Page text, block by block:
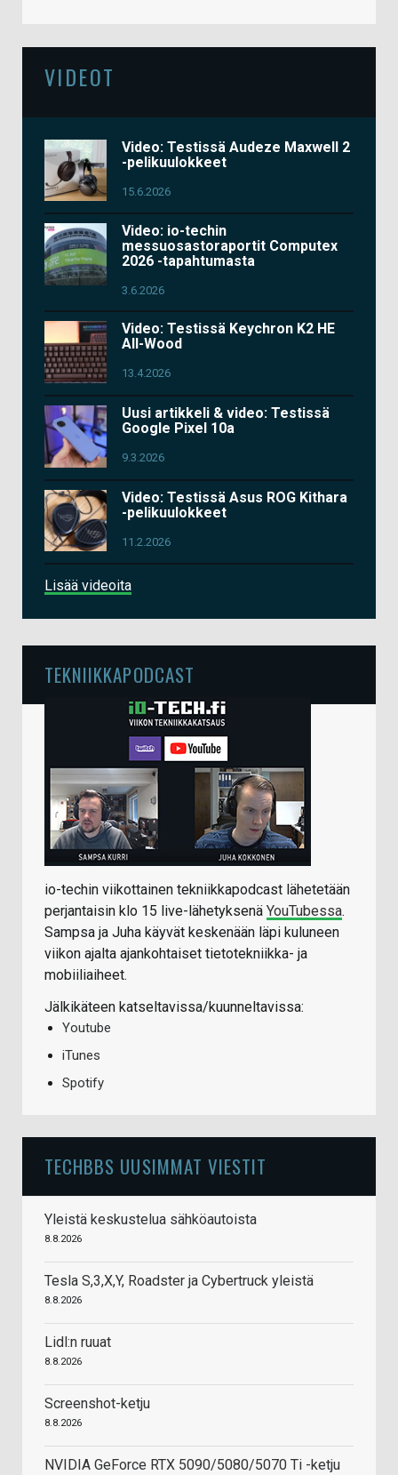
VIDEOT
Video: Testissä Audeze Maxwell 2
-pelikuulokkeet
15.6.2026
Video: io-techin
messuosastoraportit Computex
2026 -tapahtumasta
3.6.2026
Video: Testissä Keychron K2 HE
All-Wood
13.4.2026
Uusi artikkeli & video: Testissä
Google Pixel 10a
9.3.2026
Video: Testissä Asus ROG Kithara
-pelikuulokkeet
11.2.2026
Lisää videoita
TEKNIIKKAPODCAST
io-techin viikottainen tekniikkapodcast lähetetään
perjantaisin klo 15 live-lähetyksenä YouTubessa.
Sampsa ja Juha käyvät keskenään läpi kuluneen
viikon ajalta ajankohtaiset tietotekniikka- ja
mobiiliaiheet.
Jälkikäteen katseltavissa/kuunneltavissa:
Youtube
iTunes
Spotify
TECHBBS UUSIMMAT VIESTIT
Yleistä keskustelua sähköautoista
8.8.2026
Tesla S,3,X,Y, Roadster ja Cybertruck yleistä
8.8.2026
Lidl:n ruuat
8.8.2026
Screenshot-ketju
8.8.2026
NVIDIA GeForce RTX 5090/5080/5070 Ti -ketju